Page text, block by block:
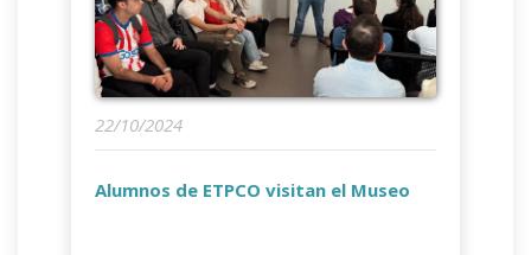
22/10/2024
Alumnos de ETPCO visitan el Museo